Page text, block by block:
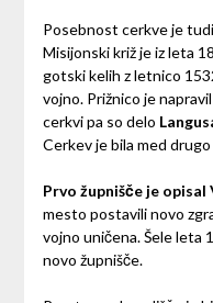
Posebnost cerkve je
Misijonski križ je iz leta
gotski kelih z letnico
vojno. Prižnico je
cerkvi pa so delo
Cerkev je bila med
Prvo župnišče je opisal
mesto postavili novo
vojno uničena. Šele leta
novo župnišče.